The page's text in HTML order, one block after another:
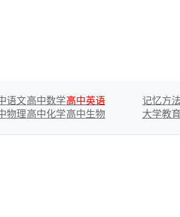
语文高中数学高中英语
物理高中化学高中生物
记忆方法
大学教育